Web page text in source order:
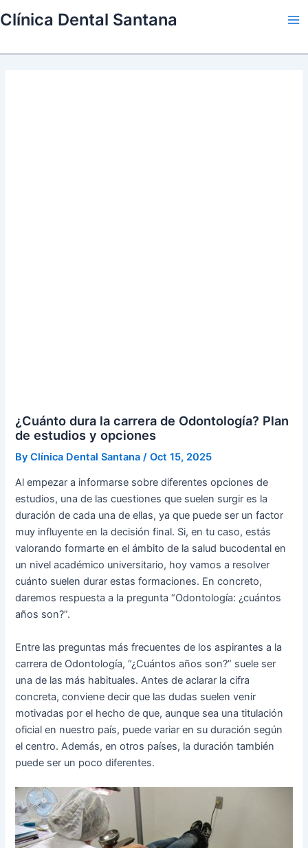
to
Clínica Dental Santana
¿Cuánto dura la carrera de Odontología? Plan
de estudios y opciones
ByClínica Dental Santana /Oct 15, 2025
Al empezar a informarse sobre diferentes opciones de
estudios, una de las cuestiones que suelen surgir es la
duración de cada una de ellas, ya que puede ser un factor
muy influyente en la decisión final. Si, en tu caso, estás
valorando formarte en el ámbito de la salud bucodental en
un nivel académico universitario, hoy vamos a resolver
cuánto suelen durar estas formaciones. En concreto,
daremos respuesta a la pregunta “Odontología: ¿cuántos
años son?”.
Entre las preguntas más frecuentes de los aspirantes a la
carrera de Odontología, “¿Cuántos años son?” suele ser
una de las más habituales. Antes de aclarar la cifra
concreta, conviene decir que las dudas suelen venir
motivadas por el hecho de que, aunque sea una titulación
oficial en nuestro país, puede variar en su duración según
el centro. Además, en otros países, la duración también
puede ser un poco diferentes.